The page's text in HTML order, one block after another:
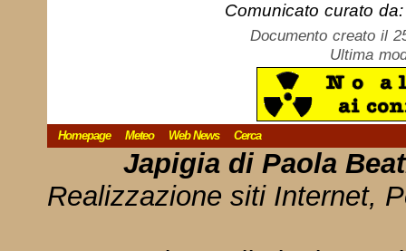
Comunicato curato
Documento creato il
Ultima
Homepage Meteo Web News Cerca
Japigia di Paola
Realizzazione siti Internet,